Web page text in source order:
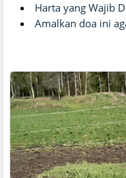
Harta yang Wajib
Amalkan doa ini